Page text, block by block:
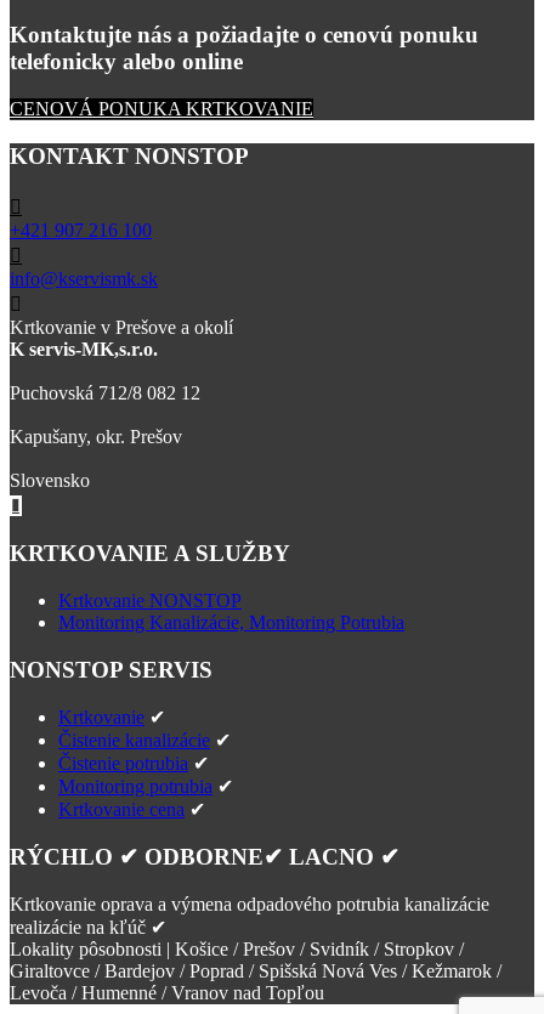
Kontaktujte nás a požiadajte o cenovú ponuku
telefonicky alebo online
CENOVÁ PONUKA KRTKOVANIE
KONTAKT NONSTOP
+421 907 216 100
info@kservismk.sk
Krtkovanie v Prešove a okolí
K servis-MK,s.r.o.
Puchovská 712/8 082 12
Kapušany, okr. Prešov
Slovensko
KRTKOVANIE A SLUŽBY
Krtkovanie NONSTOP
Monitoring Kanalizácie, Monitoring Potrubia
NONSTOP SERVIS
Krtkovanie ✔
Čistenie kanalizácie ✔
Čistenie potrubia ✔
Monitoring potrubia ✔
Krtkovanie cena ✔
RÝCHLO ✔ ODBORNE✔ LACNO ✔
Krtkovanie oprava a výmena odpadového potrubia kanalizácie
realizácie na kľúč ✔
Lokality pôsobnosti | Košice / Prešov / Svidník / Stropkov /
Giraltovce / Bardejov / Poprad / Spišská Nová Ves / Kežmarok /
Levoča / Humenné / Vranov nad Topľou